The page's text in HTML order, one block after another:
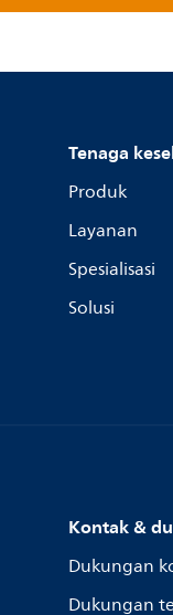
Tenaga
Produk
Layanan
Spesialisasi
Solusi
Kontak &
Dukungan
Dukungan